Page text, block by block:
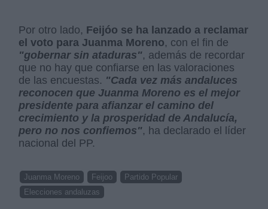
Por otro lado, Feijóo se ha lanzado a reclamar
el voto para Juanma Moreno, con el fin de
"gobernar sin ataduras", además de recordar
que no hay que confiarse en las valoraciones
de las encuestas. "Cada vez más andaluces
reconocen que Juanma Moreno es el mejor
presidente para afianzar el camino del
crecimiento y la prosperidad de Andalucía,
pero no nos confiemos", ha declarado el líder
nacional del PP.
Juanma Moreno Feijoo
Partido Popular
Elecciones andaluzas